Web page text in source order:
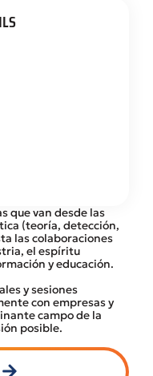
que van desde las
(teoría, detección,
las colaboraciones
el espíritu
y educación.
y sesiones
con empresas y
campo de la
posible.